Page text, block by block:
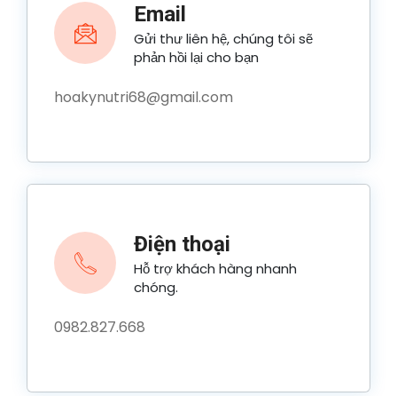
Email
Gửi thư liên hệ, chúng tôi sẽ
phản hồi lại cho bạn
hoakynutri68@gmail.com
Điện thoại
Hỗ trợ khách hàng nhanh
chóng.
0982.827.668